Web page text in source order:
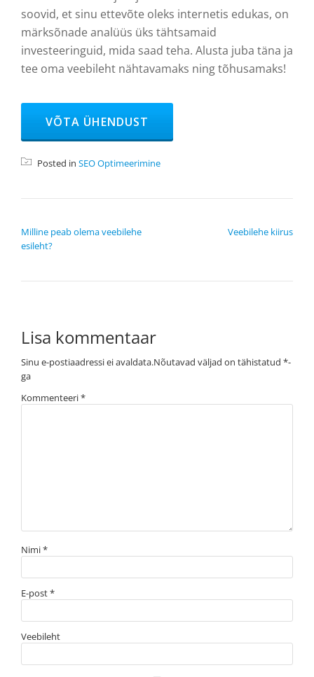
soovid, et sinu ettevõte oleks internetis edukas, on
märksõnade analüüs üks tähtsamaid
investeeringuid, mida saad teha. Alusta juba täna ja
tee oma veebileht nähtavamaks ning tõhusamaks!
HEADER BUTTON LABEL:VÕTA ÜHENDUST
VÕTA ÜHENDUST
Posted in SEO Optimeerimine
Milline peab olema veebilehe
esileht?
Veebilehe kiirus
Lisa kommentaar
Sinu e-postiaadressi ei avaldata.Nõutavad väljad on tähistatud *-
ga
Kommenteeri*
Nimi*
E-post*
Veebileht